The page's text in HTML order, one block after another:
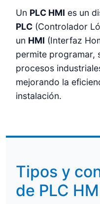
Un PLC HMI es un
PLC (Controlador
un HMI (Interfaz
permite programar,
procesos
mejorando la
instalación.
Tipos y
de PLC